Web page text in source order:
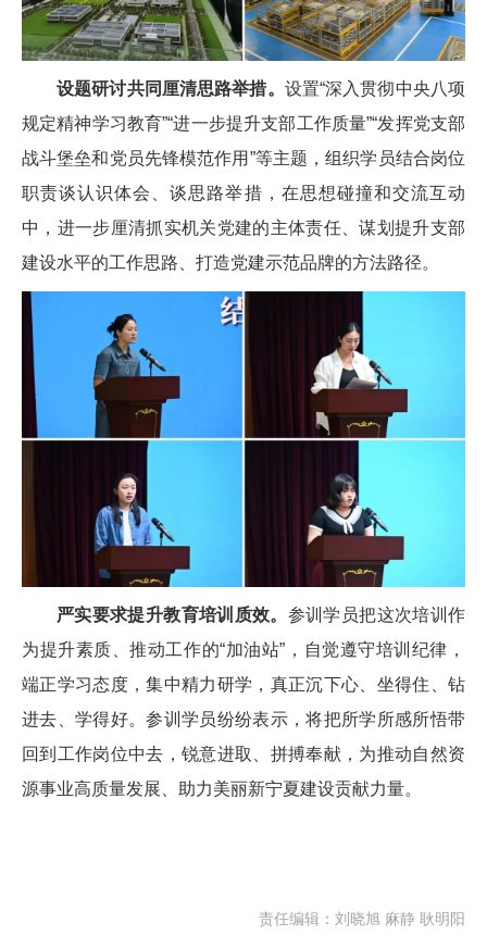
设题研讨共同厘清思路举措。 设置“深入贯彻中央八项
规定精神学习教育”“进一步提升支部工作质量”“发挥党支部
战斗堡垒和党员先锋模范作用”等主题，组织学员结合岗位
职责谈认识体会、谈思路举措，在思想碰撞和交流互动
中，进一步厘清抓实机关党建的主体责任、谋划提升支部
建设水平的工作思路、打造党建示范品牌的方法路径。
严实要求提升教育培训质效。 参训学员把这次培训作
为提升素质、推动工作的“加油站”，自觉遵守培训纪律，
端正学习态度，集中精力研学，真正沉下心、坐得住、钻
进去、学得好。参训学员纷纷表示，将把所学所感所悟带
回到工作岗位中去，锐意进取、拼搏奉献，为推动自然资
源事业高质量发展、助力美丽新宁夏建设贡献力量。
责任编辑：刘晓旭 麻静 耿明阳